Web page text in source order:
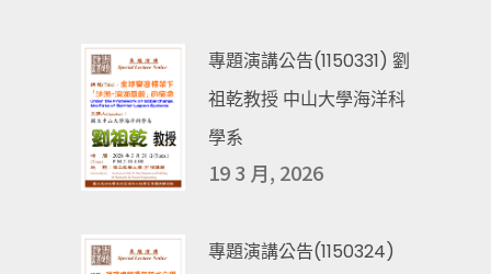
專題演講公告(1150331) 劉
祖乾教授 中山大學海洋科
學系
19 3 月, 2026
專題演講公告(1150324)